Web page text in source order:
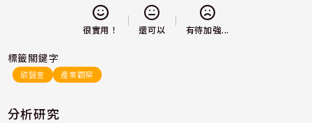
很實用！ 還可以 有待加強...
標籤關鍵字
碳盤查 產業觀察
分析研究